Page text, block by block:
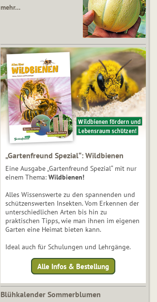
mehr…
„Gartenfreund Spezial“: Wildbienen
Eine Ausgabe „Gartenfreund Spezial“ mit nur
einem Thema: Wildbienen!
Alles Wissenswerte zu den spannenden und
schützenswerten Insekten. Vom Erkennen der
unterschiedlichen Arten bis hin zu
praktischen Tipps, wie man ihnen im eigenen
Garten eine Heimat bieten kann.
Ideal auch für Schulungen und Lehrgänge.
Alle Infos & Bestellung
Blühkalender Sommerblumen